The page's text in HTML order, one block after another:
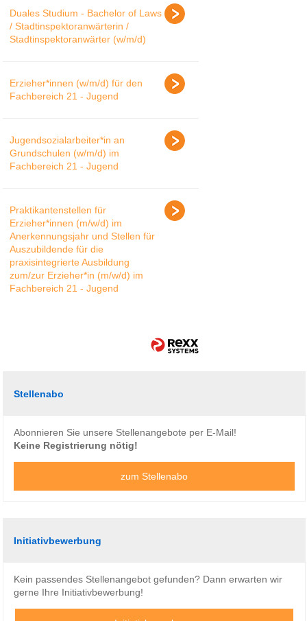
Duales Studium - Bachelor of Laws
/ Stadtinspektoranwärterin /
Stadtinspektoranwärter (w/m/d)
Erzieher*innen (w/m/d) für den
Fachbereich 21 - Jugend
Jugendsozialarbeiter*in an
Grundschulen (w/m/d) im
Fachbereich 21 - Jugend
Praktikantenstellen für
Erzieher*innen (m/w/d) im
Anerkennungsjahr und Stellen für
Auszubildende für die
praxisintegrierte Ausbildung
zum/zur Erzieher*in (m/w/d) im
Fachbereich 21 - Jugend
Stellenabo
Abonnieren Sie unsere Stellenangebote per E-Mail!
Keine Registrierung nötig!
zum Stellenabo
Initiativbewerbung
Kein passendes Stellenangebot gefunden? Dann erwarten wir
gerne Ihre Initiativbewerbung!